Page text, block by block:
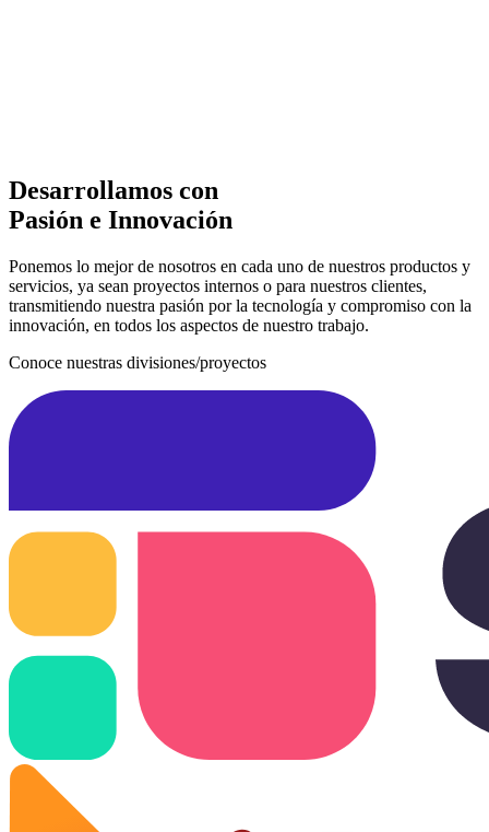
Desarrollamos con
Pasión e Innovación
Ponemos lo mejor de nosotros en cada uno de nuestros productos y
servicios, ya sean proyectos internos o para nuestros clientes,
transmitiendo nuestra pasión por la tecnología y compromiso con la
innovación, en todos los aspectos de nuestro trabajo.
Conoce nuestras divisiones/proyectos